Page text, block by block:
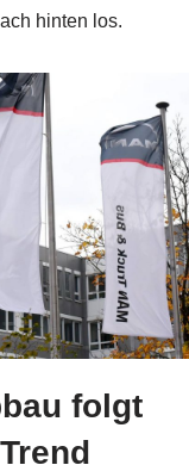
hinten los.
folgt